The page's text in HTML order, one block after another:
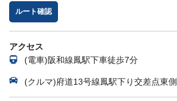
ルート確認
アクセス
(電車)阪和線鳳駅下車徒歩7分
(クルマ)府道13号線鳳駅下り交差点東側